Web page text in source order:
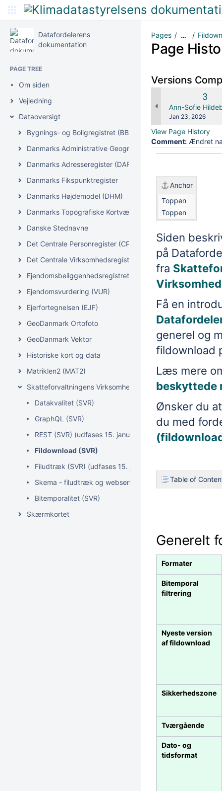
Datafordelerens
dokumentation
PAGE TREE
Om siden
Vejledning
Dataoversigt
Bygnings- og Boligregistret (BBR)
Danmarks Administrative Geografiske Inddeling (DAGI)
Danmarks Adresseregister (DAR)
Danmarks Fikspunktregister
Danmarks Højdemodel (DHM)
Danmarks Topografiske Kortværk (DTK)
Danske Stednavne
Det Centrale Personregister (CPR)
Det Centrale Virksomhedsregister (CVR)
Ejendomsbeliggenhedsregistret (EBR)
Ejendomsvurdering (VUR)
Ejerfortegnelsen (EJF)
GeoDanmark Ortofoto
GeoDanmark Vektor
Historiske kort og data
Matriklen2 (MAT2)
Skatteforvaltningens Virksomhedsregister (SVR)
Datakvalitet (SVR)
GraphQL (SVR)
REST (SVR) (udfases 15. januar 2027)
Fildownload (SVR)
Filudtræk (SVR) (udfases 15. januar 2027)
Skema - filudtræk og webservices (SVR) (udfases 15.
Bitemporalitet (SVR)
Skærmkortet
Pages …
Page
Versions
Old
3
Ann-Sofie
Saved
Jan 23, 2026
View Page History
Comment: Ændret
Anchor
Toppen
Toppen
Siden
på
fra
Få en
generel og
fildownload
Læs mere
beskyttede
Ønsker du
du med
Table of
Generelt
Formater
Bitemporal
filtrering
Nyeste version
af fildownload
Sikkerhedszone
Tværgående
Dato- og
tidsformat